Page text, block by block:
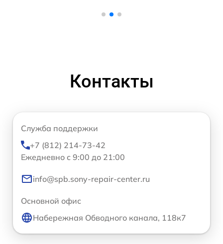
Контакты
Служба поддержки
+7 (812) 214-73-42
Ежедневно с 9:00 до 21:00
info@spb.sony-repair-center.ru
Основной офис
Набережная Обводного канала, 118к7